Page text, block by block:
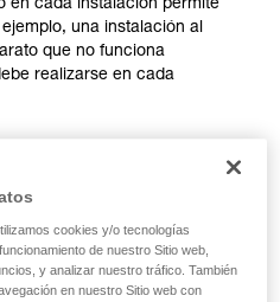
ejecutarlas de forma
técnicas relacionadas con
existir otras que no
en cada instalación permite
una instalación al
que no funciona
realizarse en cada
colocado en la cuerda, haga
hacia abajo. Un
permite alcanzar fácilmente la
cookies y/o tecnologías
de nuestro Sitio web,
y analizar nuestro tráfico. También
en nuestro Sitio web con